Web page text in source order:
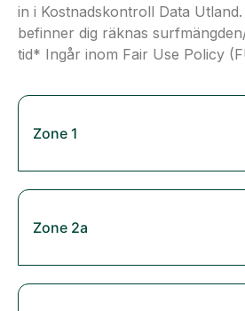
in i Kostnadskontroll Data
befinner dig räknas
tid* Ingår inom Fair Use Policy
Zone 1
Zone 2a